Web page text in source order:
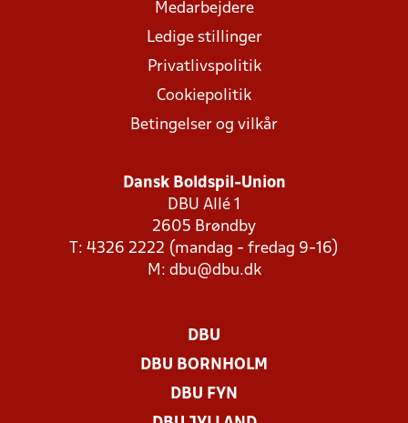
Medarbejdere
Ledige stillinger
Privatlivspolitik
Cookiepolitik
Betingelser og vilkår
Dansk Boldspil-Union
DBU Allé 1
2605 Brøndby
T: 4326 2222 (mandag - fredag 9-16)
M: dbu@dbu.dk
DBU
DBU BORNHOLM
DBU FYN